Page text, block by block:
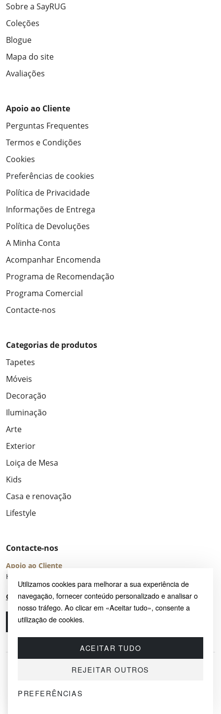
Utilizamos cookies para melhorar a sua experiência de
navegação, fornecer conteúdo personalizado e analisar o
nosso tráfego. Ao clicar em «Aceitar tudo», consente a
utilização de cookies.
ACEITAR TUDO
REJEITAR OUTROS
PREFERÊNCIAS
Sobre a SayRUG
Coleções
Blogue
Mapa do site
Avaliações
Apoio ao Cliente
Perguntas Frequentes
Termos e Condições
Cookies
Preferências de cookies
Política de Privacidade
Informações de Entrega
Política de Devoluções
A Minha Conta
Acompanhar Encomenda
Programa de Recomendação
Programa Comercial
Contacte-nos
Categorias de produtos
Tapetes
Móveis
Decoração
Iluminação
Arte
Exterior
Loiça de Mesa
Kids
Casa e renovação
Lifestyle
Contacte-nos
Apoio ao Cliente
Horário de Atendimento: seg – sex 8:00 – 16:00 (UTC+2)
Centro de Ajuda
Ligue-nos
© 2026 SAYRUG OÜ · KESKLINNA LINNAOSA, AHTRI TN 12, 10151, TALLINN,